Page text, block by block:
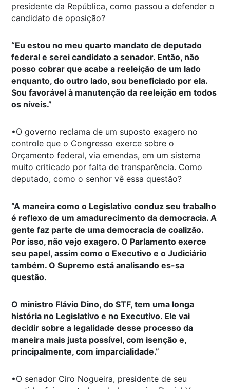
presidente da República, como passou a defender o
candidato de oposição?
“Eu estou no meu quarto mandato de deputado
federal e serei candidato a senador. Então, não
posso cobrar que acabe a reeleição de um lado
enquanto, do outro lado, sou beneficiado por ela.
Sou favorável à manutenção da reeleição em todos
os níveis.”
•O governo reclama de um suposto exagero no
controle que o Congresso exerce sobre o
Orçamento federal, via emendas, em um sistema
muito criticado por falta de transparência. Como
deputado, como o senhor vê essa questão?
“A maneira como o Legislativo conduz seu trabalho
é reflexo de um amadurecimento da democracia. A
gente faz parte de uma democracia de coalizão.
Por isso, não vejo exagero. O Parlamento exerce
seu papel, assim como o Executivo e o Judiciário
também. O Supremo está analisando es-sa
questão.
O ministro Flávio Dino, do STF, tem uma longa
história no Legislativo e no Executivo. Ele vai
decidir sobre a legalidade desse processo da
maneira mais justa possível, com isenção e,
principalmente, com imparcialidade.”
•O senador Ciro Nogueira, presidente de seu